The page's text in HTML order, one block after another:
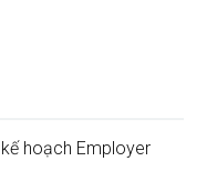
hoạch Employer